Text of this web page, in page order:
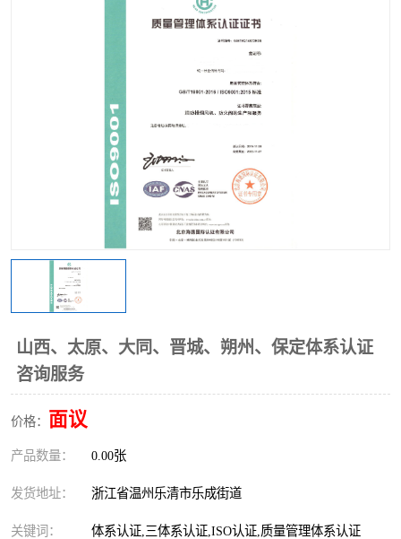
山西、太原、大同、晋城、朔州、保定体系认证
咨询服务
价格： 面议
产品数量： 0.00张
发货地址： 浙江省温州乐清市乐成街道
关键词： 体系认证,三体系认证,ISO认证,质量管理体系认证